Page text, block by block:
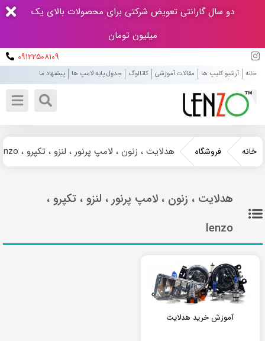
دو سال گارانتی تعویض شرکتی برای محصولات بالای یک
میلیون تومان
۰۹۱۲۲۵۰۸۱۰۹
خانه آرشیو کلیپ ها مقالات آموزشی کاتالوگ جدول پایه لامپ ها پیشنهاد ما
خانه فروشگاه هدلایت ، زنون ، لامپ پرنور ، لنزو ، تکپرو ، lenzo
هدلایت ، زنون ، لامپ پرنور ، لنزو ، تکپرو ،
lenzo
آموزش خرید هدلایت